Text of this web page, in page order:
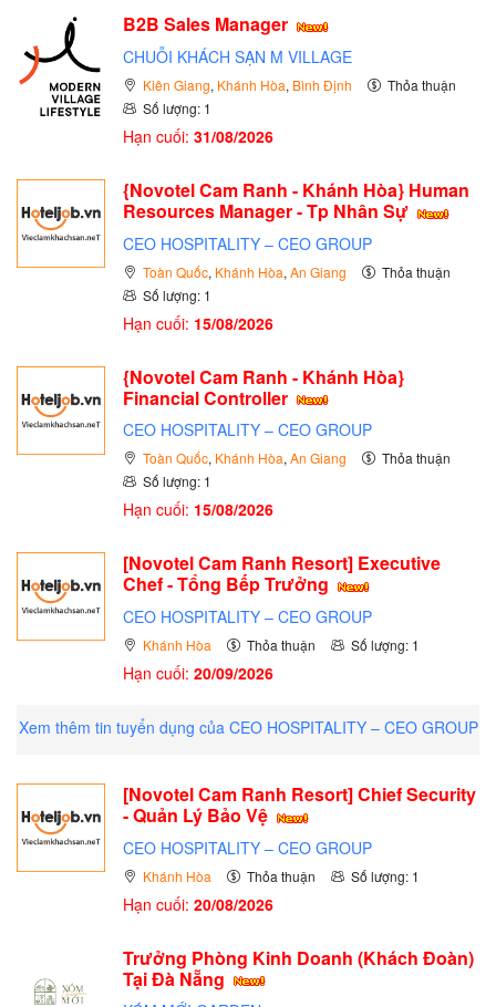
B2B Sales Manager
CHUỖI KHÁCH SẠN M VILLAGE
Kiên Giang, Khánh Hòa, Bình Định
Thỏa thuận
Số lượng: 1
Hạn cuối: 31/08/2026
{Novotel Cam Ranh - Khánh Hòa} Human
Resources Manager - Tp Nhân Sự
CEO HOSPITALITY – CEO GROUP
Toàn Quốc, Khánh Hòa, An Giang
Thỏa thuận
Số lượng: 1
Hạn cuối: 15/08/2026
{Novotel Cam Ranh - Khánh Hòa}
Financial Controller
CEO HOSPITALITY – CEO GROUP
Toàn Quốc, Khánh Hòa, An Giang
Thỏa thuận
Số lượng: 1
Hạn cuối: 15/08/2026
[Novotel Cam Ranh Resort] Executive
Chef - Tổng Bếp Trưởng
CEO HOSPITALITY – CEO GROUP
Khánh Hòa Thỏa thuận Số lượng: 1
Hạn cuối: 20/09/2026
Xem thêm tin tuyển dụng của CEO HOSPITALITY – CEO GROUP
[Novotel Cam Ranh Resort] Chief Security
- Quản Lý Bảo Vệ
CEO HOSPITALITY – CEO GROUP
Khánh Hòa Thỏa thuận Số lượng: 1
Hạn cuối: 20/08/2026
Trưởng Phòng Kinh Doanh (Khách Đoàn)
Tại Đà Nẵng